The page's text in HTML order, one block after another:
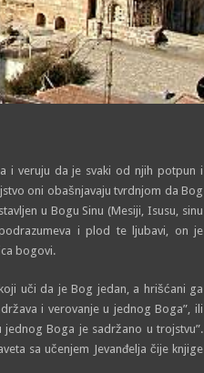
i veruju da je svaki od njih potpun i
oni obašnjavaju tvrdnjom da Bog
u Bogu Sinu (Mesiji, Isusu, sinu
i plod te ljubavi, on je
bogovi.
uči da je Bog jedan, a hrišćani ga
i verovanje u jednog Boga”, ili
jednog Boga je sadržano u trojstvu”.
sa učenjem Jevanđelja čije knjige